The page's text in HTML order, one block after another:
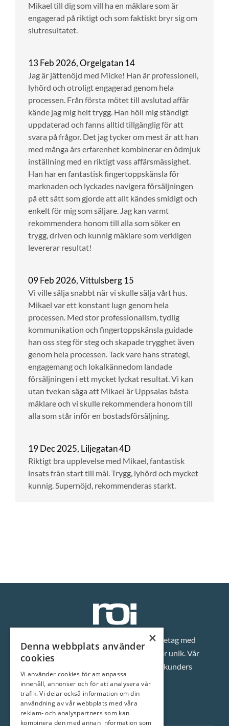
Mikael till dig som vill ha en mäklare som är
engagerad på riktigt och som faktiskt bryr sig om
slutresultatet.
13 Feb 2026, Orgelgatan 14
Jag är jättenöjd med Micke! Han är professionell,
lyhörd och otroligt engagerad genom hela
processen. Från första mötet till avslutad affär
kände jag mig helt trygg. Han höll mig ständigt
uppdaterad och fanns alltid tillgänglig för att
svara på frågor. Det jag tycker om mest är att han
med många års erfarenhet kombinerar en ödmjuk
inställning med en riktigt vass affärsmässighet.
Han har en fantastisk fingertoppskänsla för
marknaden och lyckades navigera försäljningen
på ett sätt som gjorde att allt kändes smidigt och
enkelt för mig som säljare. Jag kan varmt
rekommendera honom till alla som söker en
trygg, driven och kunnig mäklare som verkligen
levererar resultat!
09 Feb 2026, Vittulsberg 15
Vi ville sälja snabbt när vi skulle sälja vårt hus.
Mikael var ett konstant lugn genom hela
processen. Med stor professionalism, tydlig
kommunikation och fingertoppskänsla guidade
han oss steg för steg och skapade trygghet även
genom hela processen. Tack vare hans strategi,
engagemang och lokalkännedom landade
försäljningen i ett mycket lyckat resultat. Vi kan
utan tvekan säga att Mikael är Uppsalas bästa
mäklare och vi skulle rekommendera honom till
alla som står inför en bostadsförsäljning.
19 Dec 2025, Liljegatan 4D
Riktigt bra upplevelse med Mikael, fantastisk
insats från start till mål. Trygg, lyhörd och mycket
kunnig. Supernöjd, rekommenderas starkt.
Vi är ett klassiskt fastighetsmäklarföretag med
inställningen att varje enskild bostad är unik. Vår
ambition är att alltid överträffa våra kunders
förväntningar.
Snabblänkar
×
Denna webbplats använder
cookies
Vi använder cookies för att anpassa
innehåll, annonser och för att analysera vår
trafik. Vi delar också information om din
användning av vår webbplats med våra
reklam- och analyspartners som kan
kombinera den med annan information som